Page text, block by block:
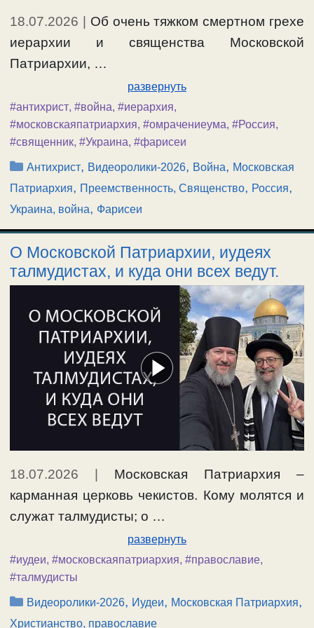
18.07.2026
Об очень тяжком смертном грехе
иерархии и священства Московской
Патриархии, …
развернуть
#антихрист, #война, #иерархия,
#московскаяпатриархия, #омрачениеума, #Россия,
#священник, #Украина, #фарисеи
Рубрики
Антихрист, Видеоролики-2026, Война, Московская
Патриархия, Преемственность, Священство, Россия,
Украина, война, Фарисеи
О Московской Патриархии, иудеях
талмудистах, и куда они всех ведут.
18.07.2026
Московская Патриархия –
карманная церковь чекистов. Кому молятся и
служат талмудисты; о …
развернуть
#иудеи, #московскаяпатриархия, #православие,
#талмудисты
Рубрики
Видеоролики-2026, Иудеи, Московская Патриархия,
Христианство, православие